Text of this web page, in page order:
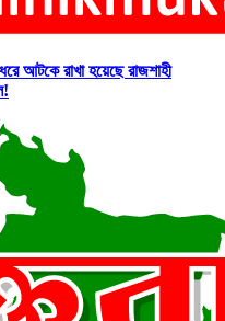
আটকে রাখা হয়েছে রাজশাহী